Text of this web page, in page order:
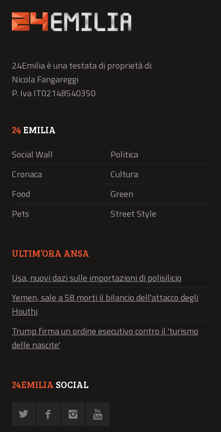
24Emilia è una testata di proprietà di:
Nicola Fangareggi
P. Iva IT02148540350
24 EMILIA
Social Wall
Politica
Cronaca
Cultura
Food
Green
Pets
Street Style
ULTIM’ORA ANSA
Usa, nuovi dazi sulle importazioni di polisilicio
Yemen, sale a 58 morti il bilancio dell'attacco degli
Houthi
Trump firma un ordine esecutivo contro il 'turismo
delle nascite'
24EMILIA SOCIAL